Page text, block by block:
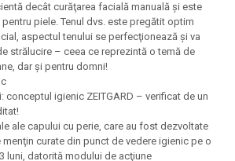
decât curăţarea facială manuală şi este
piele. Tenul dvs. este pregătit optim
aspectul tenului se perfecţionează şi va
strălucire – ceea ce reprezintă o temă de
dar şi pentru domni!
conceptul igienic ZEITGARD – verificat de un
ale capului cu perie, care au fost dezvoltate
menţin curate din punct de vedere igienic pe o
luni, datorită modului de acţiune